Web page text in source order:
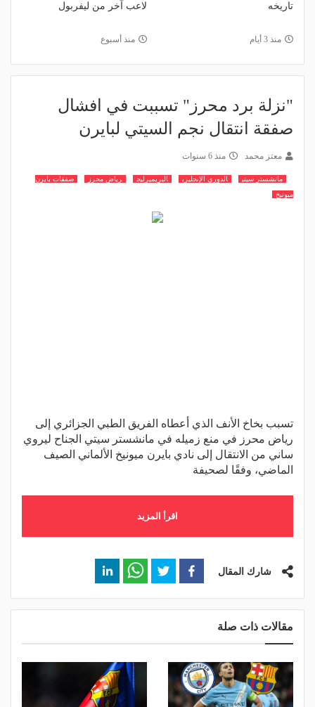
تاريخه
منذ 3 أيام
لاعب آخر من ليفربول
منذ أسبوع
"نزلة برد محرز" تسببت في افشال
صفقة انتقال نجم السيتي لبايرن
معتز محمد منذ 6 سنوات
مانشستر سيتي الدوري الإنجليزي البريميرليج رياض محرز
صفقات بايرن
ميونيخ
تسبب بخاخ الأنف الذي أعطاه الفريق الطبي الجزائري إلى
رياض محرز في منع زميله في مانشستر سيتي الجناح ليروي
ساني من الانتقال إلى نادي بايرن ميونيخ الألماني الصيف
الماضي، وفقًا لصحيفة
اقرأ المزيد
شارك المقال
مقالات ذات صلة